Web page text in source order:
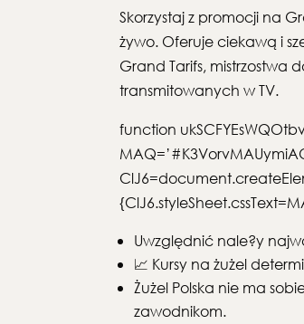
Skorzystaj z promocji na
żywo. Oferuje ciekawą i
Grand Tarifs, mistrzostwa
transmitowanych w TV.
function
Uwzględnić nale?y
📈 Kursy na żużel
Żużel Polska nie ma
zawodnikom.